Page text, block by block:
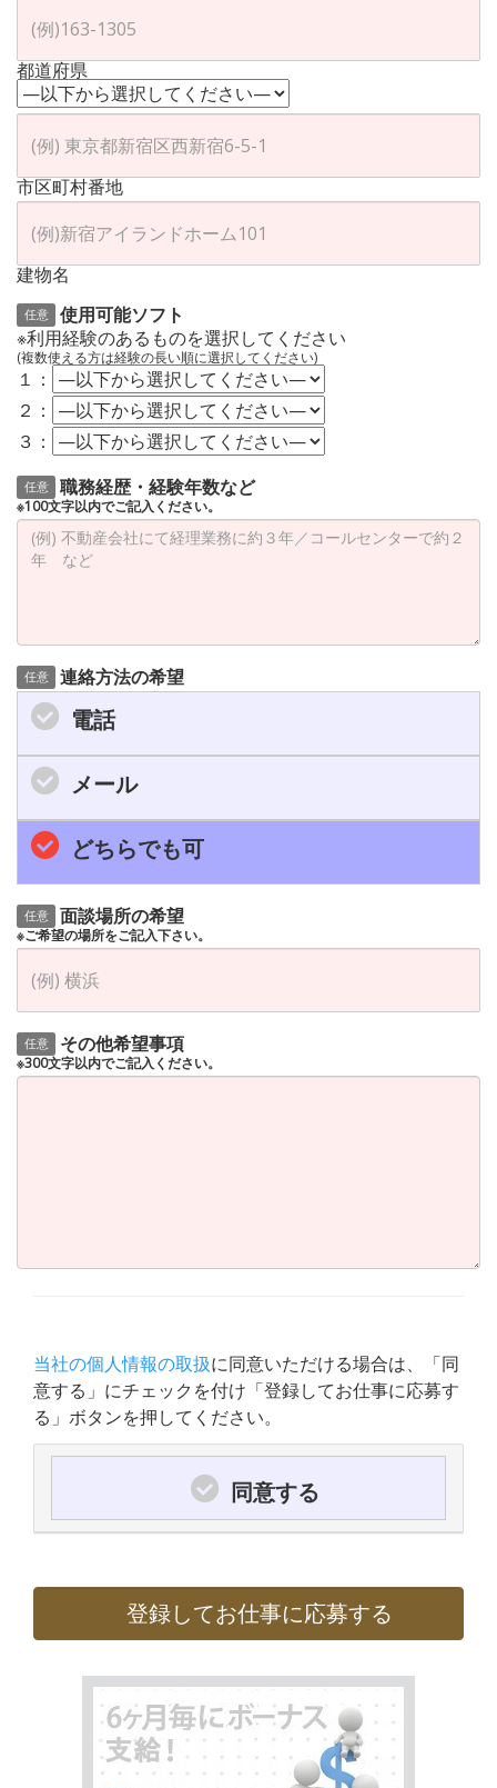
都道府県
市区町村番地
建物名
任意
使用可能ソフト
※利用経験のあるものを選択してください
(複数使える方は経験の長い順に選択してください)
１：
２：
３：
任意 職務経歴・経験年数など
※100文字以内でご記入ください。
任意 連絡方法の希望
電話
メール
どちらでも可
任意 面談場所の希望
※ご希望の場所をご記入下さい。
任意 その他希望事項
※300文字以内でご記入ください。
当社の個人情報の取扱に同意いただける場合は、「同
意する」にチェックを付け「登録してお仕事に応募す
る」ボタンを押してください。
同意する